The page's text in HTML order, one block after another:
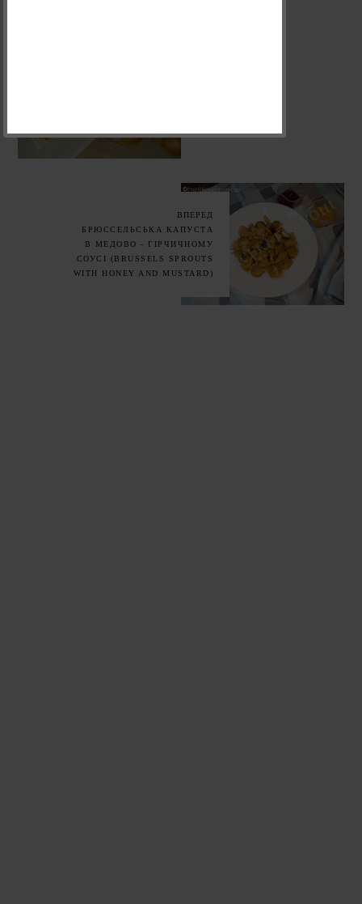
ВПЕРЕД
БРЮССЕЛЬСЬКА КАПУСТА
В МЕДОВО - ГІРЧИЧНОМУ
СОУСІ (BRUSSELS SPROUTS
WITH HONEY AND MUSTARD)